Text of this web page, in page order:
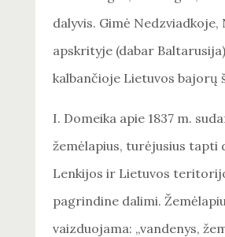
dalyvis. Gimė Nedzviadkoje,
apskrityje (dabar
kalbančioje Lietuvos bajorų
I. Domeika apie 1837 m.
žemėlapius, turėjusius tapti
Lenkijos ir Lietuvos
pagrindine dalimi.
vaizduojama: „vandenys,